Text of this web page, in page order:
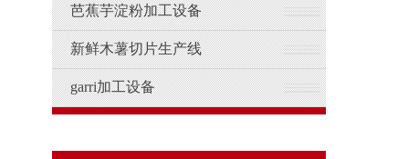
芭蕉芋淀粉加工设备
新鲜木薯切片生产线
garri加工设备